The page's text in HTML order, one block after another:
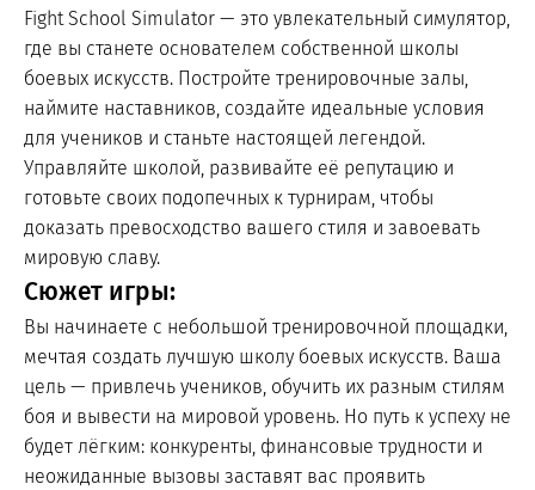
Fight School Simulator — это увлекательный симулятор,
где вы станете основателем собственной школы
боевых искусств. Постройте тренировочные залы,
наймите наставников, создайте идеальные условия
для учеников и станьте настоящей легендой.
Управляйте школой, развивайте её репутацию и
готовьте своих подопечных к турнирам, чтобы
доказать превосходство вашего стиля и завоевать
мировую славу.
Сюжет игры:
Вы начинаете с небольшой тренировочной площадки,
мечтая создать лучшую школу боевых искусств. Ваша
цель — привлечь учеников, обучить их разным стилям
боя и вывести на мировой уровень. Но путь к успеху не
будет лёгким: конкуренты, финансовые трудности и
неожиданные вызовы заставят вас проявить